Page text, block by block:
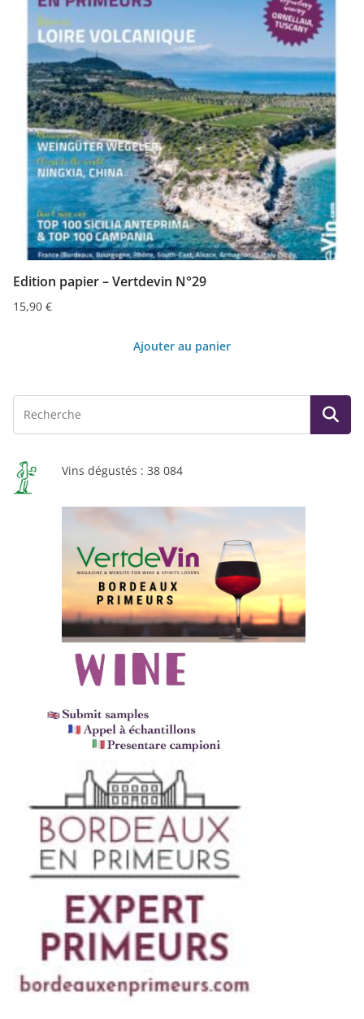
Edition papier – Vertdevin N°29
15,90 €
Ajouter au panier
Vins dégustés : 38 084